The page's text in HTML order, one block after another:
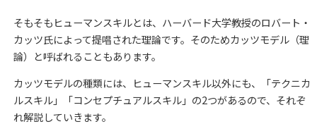
そもそもヒューマンスキルとは、ハーバード大学教授のロバート・
カッツ氏によって提唱された理論です。そのためカッツモデル（理
論）と呼ばれることもあります。
カッツモデルの種類には、ヒューマンスキル以外にも、「テクニカ
ルスキル」「コンセプチュアルスキル」の2つがあるので、それぞ
れ解説していきます。